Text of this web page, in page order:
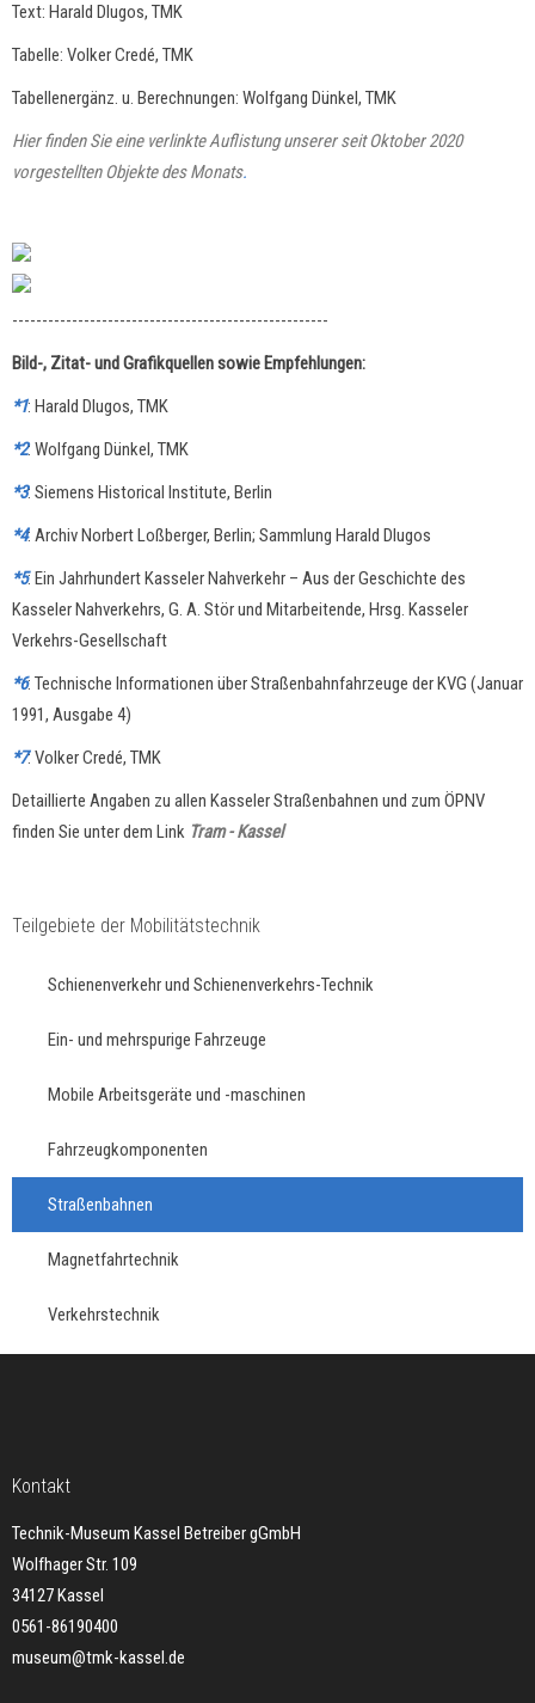
Text: Harald Dlugos, TMK
Tabelle: Volker Credé, TMK
Tabellenergänz. u. Berechnungen: Wolfgang Dünkel, TMK
Hier finden Sie eine verlinkte Auflistung unserer seit Oktober 2020
vorgestellten Objekte des Monats.
-----------------------------------------------------
Bild-, Zitat- und Grafikquellen sowie Empfehlungen:
*1: Harald Dlugos, TMK
*2: Wolfgang Dünkel, TMK
*3: Siemens Historical Institute, Berlin
*4: Archiv Norbert Loßberger, Berlin; Sammlung Harald Dlugos
*5:Ein Jahrhundert Kasseler Nahverkehr – Aus der Geschichte des
Kasseler Nahverkehrs, G. A. Stör und Mitarbeitende, Hrsg. Kasseler
Verkehrs-Gesellschaft
*6: Technische Informationen über Straßenbahnfahrzeuge der KVG (Januar
1991, Ausgabe 4)
*7: Volker Credé, TMK
Detaillierte Angaben zu allen Kasseler Straßenbahnen und zum ÖPNV
finden Sie unter dem Link Tram - Kassel
Teilgebiete der Mobilitätstechnik
Schienenverkehr und Schienenverkehrs-Technik
Ein- und mehrspurige Fahrzeuge
Mobile Arbeitsgeräte und -maschinen
Fahrzeugkomponenten
Straßenbahnen
Magnetfahrtechnik
Verkehrstechnik
Kontakt
Technik-Museum Kassel Betreiber gGmbH
Wolfhager Str. 109
34127 Kassel
0561-86190400
museum@tmk-kassel.de